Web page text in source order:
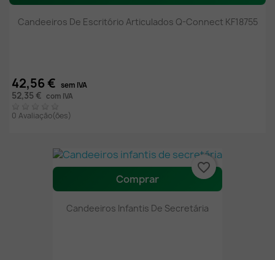
Candeeiros De Escritório Articulados Q-Connect KF18755
42,56 € sem IVA
52,35 € com IVA
0 Avaliação(ões)
Comprar
Candeeiros Infantis De Secretária
favorite_border